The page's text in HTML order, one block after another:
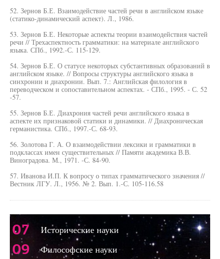
52. Зернов Б.Е. Взаимодействие частей речи в английском языке
(статико-динамический аспект). Л., 1986.
53. Зернов Б.Е. Некоторые аспекты теории взаимодействия частей
речи // Трехаспектность грамматики: на материале английского
языка. СПб., 1992.-С. 115-129.
54. Зернов Б.Е. О статусе некоторых субстантивных образований в
английском языке. // Вопросы структуры английского языка в
синхронии и диахронии. Вып. 7.: Английская филология в
переводческом и сопоставительном аспектах. - СПб., 1995. - С. 52
-57.
55. Зернов Б.Е. Диахрония частей речи английского языка в
аспекте их признаковой статики и динамики. // Диахроническая
германистика. СПб., 1997.-С. 68-93.
56. Золотова Г. А. О взаимодействии лексики и грамматики в
подклассах имен существительных // Памяти академика В.В.
Виноградова. М., 1971. -С. 84-90.
57. Иванова И.П. К вопросу о типах грамматического значения //
Вестник ЛГУ. Л., 1956. № 2. Вып. 1.-С. 105-116.58
07 Исторические науки
09 Философские науки